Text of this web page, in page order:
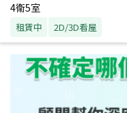
4衛5室
租賃中 2D/3D看屋